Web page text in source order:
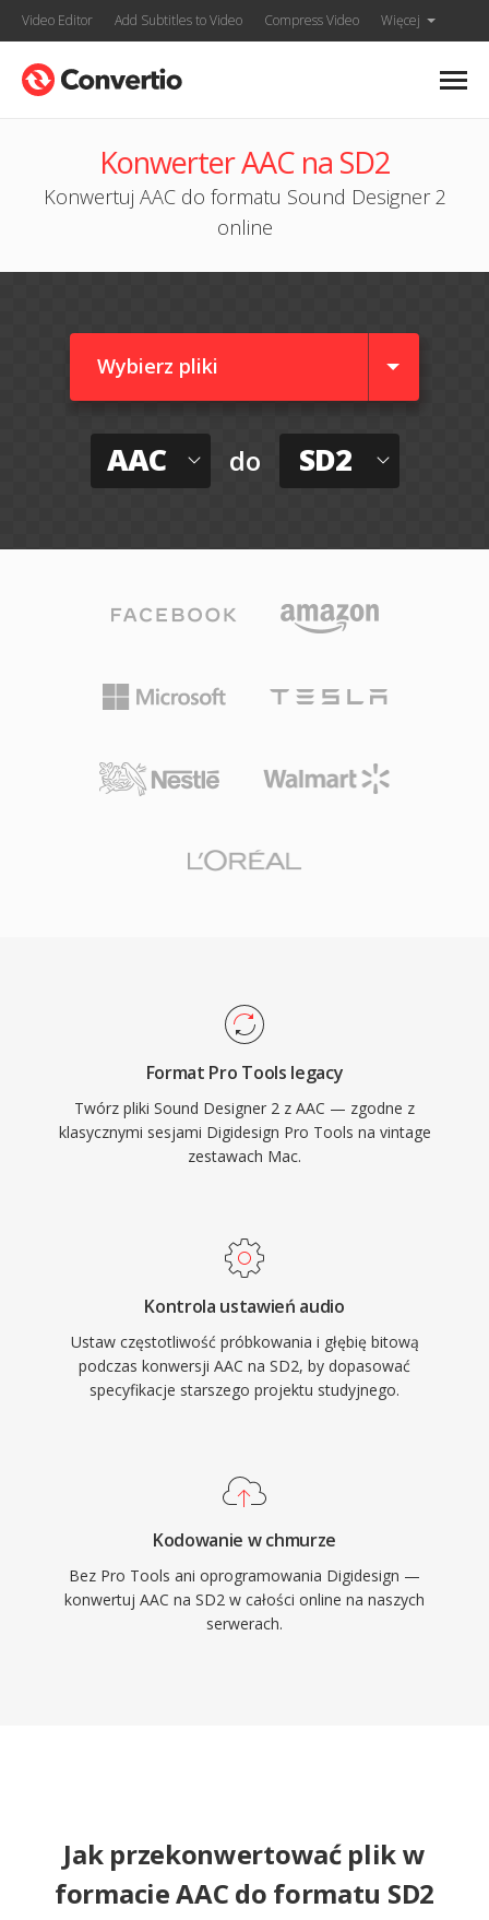
Video Editor Add Subtitles to Video Compress Video Więcej
Konwerter AAC na SD2
Konwertuj AAC do formatu Sound Designer 2
online
Wybierz pliki
AAC do SD2
Format Pro Tools legacy
Twórz pliki Sound Designer 2 z AAC — zgodne z
klasycznymi sesjami Digidesign Pro Tools na vintage
zestawach Mac.
Kontrola ustawień audio
Ustaw częstotliwość próbkowania i głębię bitową
podczas konwersji AAC na SD2, by dopasować
specyfikacje starszego projektu studyjnego.
Kodowanie w chmurze
Bez Pro Tools ani oprogramowania Digidesign —
konwertuj AAC na SD2 w całości online na naszych
serwerach.
Jak przekonwertować plik w
formacie AAC do formatu SD2